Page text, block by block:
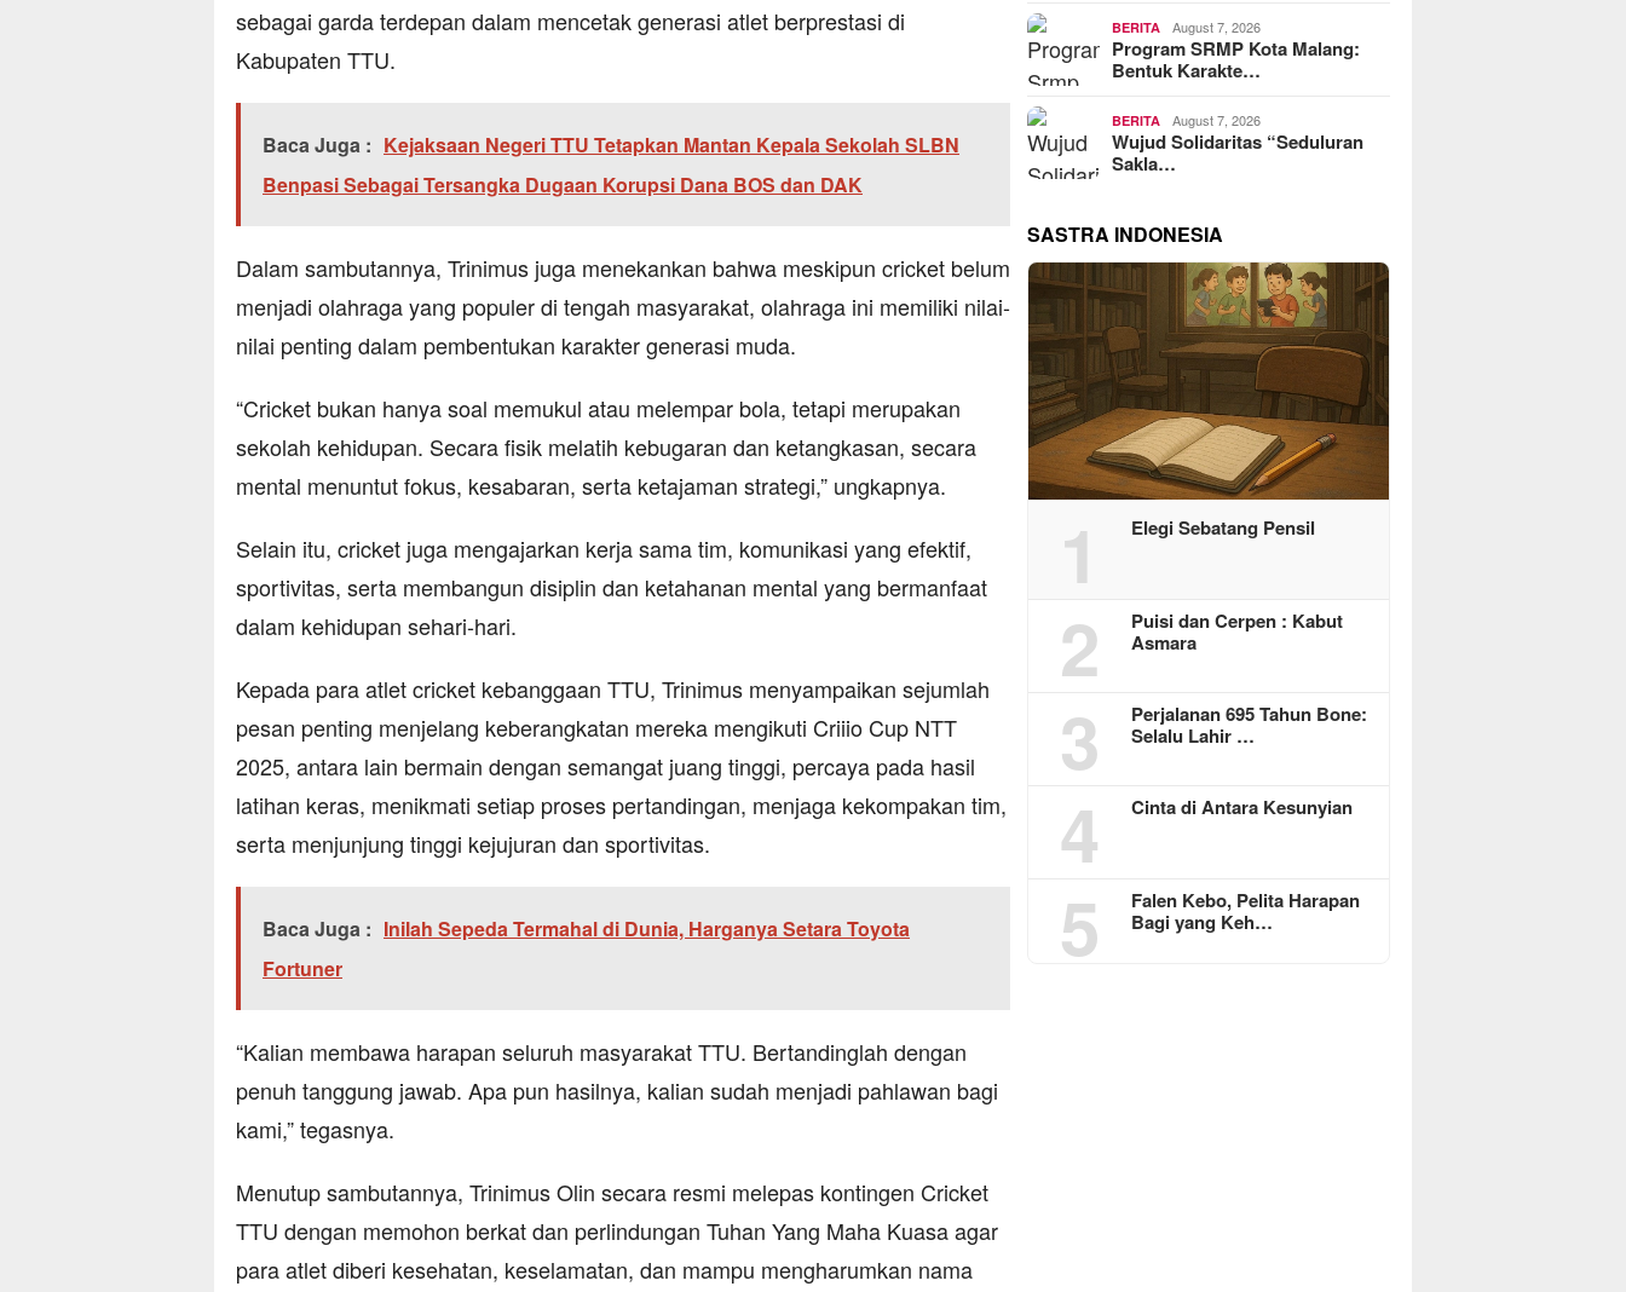
sebagai garda terdepan dalam mencetak generasi atlet berprestasi di
Kabupaten TTU.
Baca Juga : Kejaksaan Negeri TTU Tetapkan Mantan Kepala Sekolah SLBN
Benpasi Sebagai Tersangka Dugaan Korupsi Dana BOS dan DAK
Dalam sambutannya, Trinimus juga menekankan bahwa meskipun cricket belum
menjadi olahraga yang populer di tengah masyarakat, olahraga ini memiliki nilai-
nilai penting dalam pembentukan karakter generasi muda.
“Cricket bukan hanya soal memukul atau melempar bola, tetapi merupakan
sekolah kehidupan. Secara fisik melatih kebugaran dan ketangkasan, secara
mental menuntut fokus, kesabaran, serta ketajaman strategi,” ungkapnya.
Selain itu, cricket juga mengajarkan kerja sama tim, komunikasi yang efektif,
sportivitas, serta membangun disiplin dan ketahanan mental yang bermanfaat
dalam kehidupan sehari-hari.
Kepada para atlet cricket kebanggaan TTU, Trinimus menyampaikan sejumlah
pesan penting menjelang keberangkatan mereka mengikuti Criiio Cup NTT
2025, antara lain bermain dengan semangat juang tinggi, percaya pada hasil
latihan keras, menikmati setiap proses pertandingan, menjaga kekompakan tim,
serta menjunjung tinggi kejujuran dan sportivitas.
Baca Juga : Inilah Sepeda Termahal di Dunia, Harganya Setara Toyota
Fortuner
“Kalian membawa harapan seluruh masyarakat TTU. Bertandinglah dengan
penuh tanggung jawab. Apa pun hasilnya, kalian sudah menjadi pahlawan bagi
kami,” tegasnya.
Menutup sambutannya, Trinimus Olin secara resmi melepas kontingen Cricket
TTU dengan memohon berkat dan perlindungan Tuhan Yang Maha Kuasa agar
para atlet diberi kesehatan, keselamatan, dan mampu mengharumkan nama
BERITA August 7, 2026
Program SRMP Kota Malang:
Bentuk Karakte…
BERITA August 7, 2026
Wujud Solidaritas “Seduluran
Sakla…
SASTRA INDONESIA
1 Elegi Sebatang Pensil
2
Puisi dan Cerpen : Kabut
Asmara
3
Perjalanan 695 Tahun Bone:
Selalu Lahir …
4 Cinta di Antara Kesunyian
5
Falen Kebo, Pelita Harapan
Bagi yang Keh…